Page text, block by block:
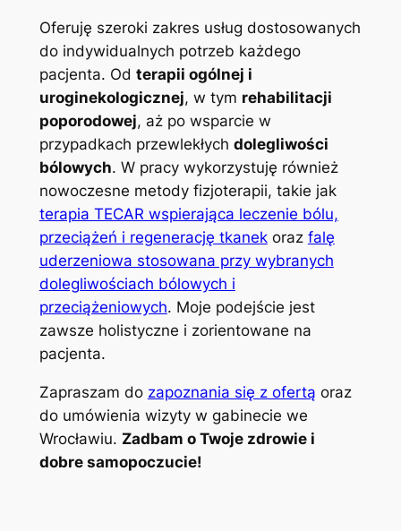
Oferuję szeroki zakres usług dostosowanych
do indywidualnych potrzeb każdego
pacjenta. Od terapii ogólnej i
uroginekologicznej, w tym rehabilitacji
poporodowej, aż po wsparcie w
przypadkach przewlekłych dolegliwości
bólowych. W pracy wykorzystuję również
nowoczesne metody fizjoterapii, takie jak
terapia TECAR wspierająca leczenie bólu,
przeciążeń i regenerację tkanekoraz falę
uderzeniowa stosowana przy wybranych
dolegliwościach bólowych i
przeciążeniowych. Moje podejście jest
zawsze holistyczne i zorientowane na
pacjenta.
Zapraszam do zapoznania się z ofertą oraz
do umówienia wizyty w gabinecie we
Wrocławiu. Zadbam o Twoje zdrowie i
dobre samopoczucie!